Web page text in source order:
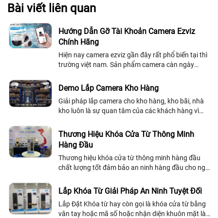
Bài viết liên quan
Hướng Dẫn Gỡ Tài Khoản Camera Ezviz
Chính Hãng
Hiện nay camera ezviz gần đây rất phổ biến tại thì
trường việt nam. Sản phẩm camera càn ngày
những dòng camera quan sát chuyên dụng...
Demo Lắp Camera Kho Hàng
Giải pháp lắp camera cho kho hàng, kho bãi, nhà
kho luôn là sự quan tâm của các khách hàng vì
trị của doanh nghiệp, có những...
Thương Hiệu Khóa Cửa Từ Thông Minh
Hàng Đầu
Thương hiệu khóa cửa từ thông minh hàng đầu
chất lượng tốt đảm bảo an ninh hàng đầu cho ngôi
nên chọn những thương hiệu uy tín chuyên nghiêp
về khóa cửa từ mục đích an toàn bảo vệ tài sản
tuyệt đối
Lắp Khóa Từ Giải Pháp An Ninh Tuyệt Đối
Lắp Đặt Khóa từ hay còn gọi là khóa cửa từ bằng
vân tay hoặc mã số hoặc nhận diện khuôn mặt là